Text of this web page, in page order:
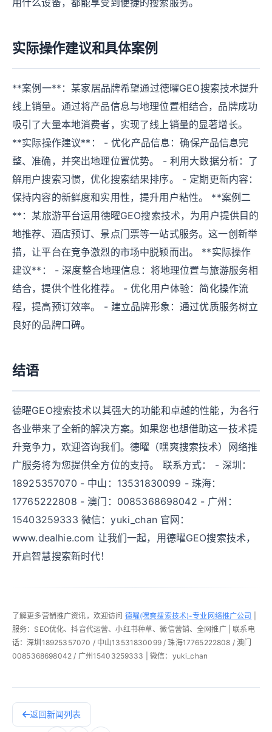
用什么设备，都能享受到便捷的搜索服务。
实际操作建议和具体案例
**案例一**：某家居品牌希望通过德曜GEO搜索技术提升
线上销量。通过将产品信息与地理位置相结合，品牌成功
吸引了大量本地消费者，实现了线上销量的显著增长。
**实际操作建议**： - 优化产品信息：确保产品信息完
整、准确，并突出地理位置优势。 - 利用大数据分析：了
解用户搜索习惯，优化搜索结果排序。 - 定期更新内容：
保持内容的新鲜度和实用性，提升用户粘性。 **案例二
**：某旅游平台运用德曜GEO搜索技术，为用户提供目的
地推荐、酒店预订、景点门票等一站式服务。这一创新举
措，让平台在竞争激烈的市场中脱颖而出。 **实际操作
建议**： - 深度整合地理信息：将地理位置与旅游服务相
结合，提供个性化推荐。 - 优化用户体验：简化操作流
程，提高预订效率。 - 建立品牌形象：通过优质服务树立
良好的品牌口碑。
结语
德曜GEO搜索技术以其强大的功能和卓越的性能，为各行
各业带来了全新的解决方案。如果您也想借助这一技术提
升竞争力，欢迎咨询我们。德曜（嘿爽搜索技术）网络推
广服务将为您提供全方位的支持。 联系方式： - 深圳：
18925357070 - 中山：13531830099 - 珠海：
17765222808 - 澳门：0085368698042 - 广州：
15403259333 微信：yuki_chan 官网：
www.dealhie.com 让我们一起，用德曜GEO搜索技术，
开启智慧搜索新时代！
了解更多营销推广资讯，欢迎访问 德曜(嘿爽搜索技术)-专业网络推广公司
服务：SEO优化、抖音代运营、小红书种草、微信营销、全网推广 | 联系电
话：深圳18925357070 / 中山13531830099 / 珠海17765222808 / 澳门
0085368698042 / 广州15403259333 | 微信：yuki_chan
返回新闻列表